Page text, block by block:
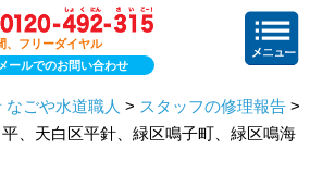
、フリーダイヤル
メールでのお問い合わせ
ごや水道職人 > スタッフの修理報告 >
、天白区平針、緑区鳴子町、緑区鳴海